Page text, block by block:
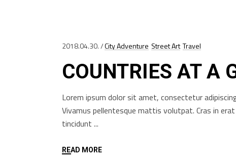
2018.04.30. City Adventure Street Art Travel
COUNTRIES AT A
Lorem ipsum dolor sit amet, consectetur
Vivamus pellentesque mattis volutpat. Cras in
tincidunt
READ MORE